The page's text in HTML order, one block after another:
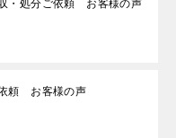
・処分ご依頼 お客様の声
頼 お客様の声